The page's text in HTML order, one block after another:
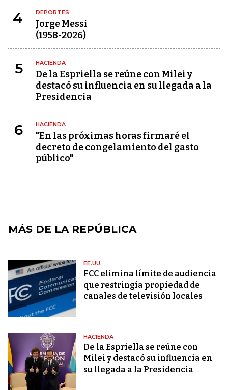
4 DEPORTES
Jorge Messi
(1958-2026)
5 HACIENDA
De la Espriella se reúne con Milei y
destacó su influencia en su llegada a la
Presidencia
6 HACIENDA
"En las próximas horas firmaré el
decreto de congelamiento del gasto
público"
MÁS DE LA REPÚBLICA
EE.UU.
FCC elimina límite de audiencia
que restringía propiedad de
canales de televisión locales
HACIENDA
De la Espriella se reúne con
Milei y destacó su influencia en
su llegada a la Presidencia